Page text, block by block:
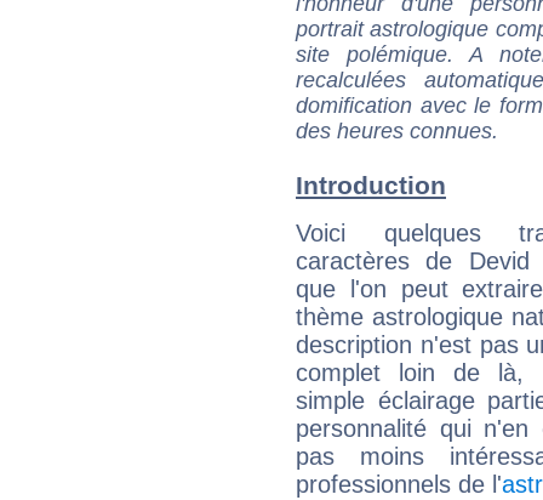
portrait astrologique
site polémique. A
recalculées
domification avec le
des heures connues.
Introduction
Voici quelques
caractères de Devid
que l'on peut
thème astrologique
description n'est pas
complet loin de là,
simple éclairage
personnalité qui n'en
pas moins
professionnels de l'